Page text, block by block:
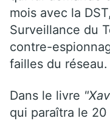
mois avec la
Surveillance du
contre-
failles du réseau.
Dans le livre
qui paraîtra le